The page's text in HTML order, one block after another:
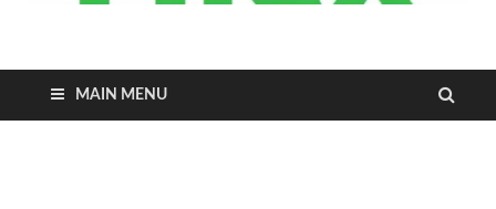
Энциклопедия
домашних
MAIN MENU